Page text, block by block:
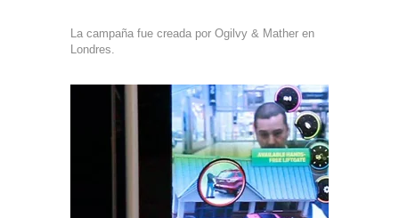
La campaña fue creada por Ogilvy & Mather en
Londres.